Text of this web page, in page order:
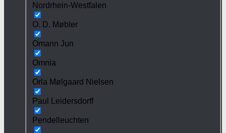
Nordrhein-Westfalen
O. D. Møbler
Omann Jun
Omnia
Orla Mølgaard Nielsen
Paul Leidersdorff
Pendelleuchten